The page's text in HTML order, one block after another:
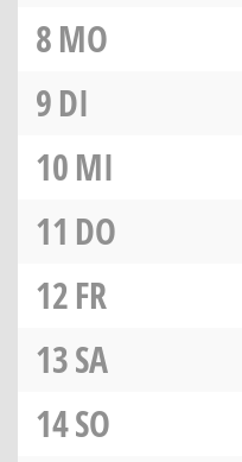
8MO
9DI
10MI
11 DO
12FR
13SA
14SO